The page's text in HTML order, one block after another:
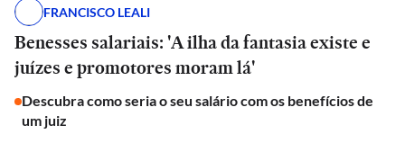
FRANCISCO LEALI
Benesses salariais: 'A ilha da fantasia existe e
juízes e promotores moram lá'
Descubra como seria o seu salário com os benefícios de
um juiz